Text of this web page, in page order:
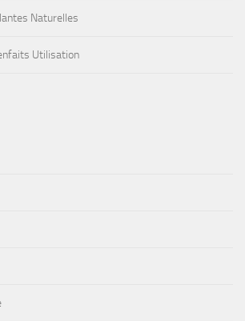
Naturelles
Utilisation